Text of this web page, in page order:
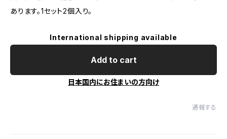
あります。1セット2個入り。
International shipping available
Add to cart
日本国内にお住まいの方向け
通報する